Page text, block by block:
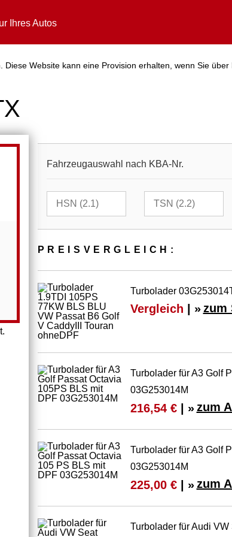
Ihres Autos
Website kann eine Provision erhalten, wenn Sie
Fahrzeugauswahl nach KBA-Nr.
PREIS­VER­GLEICH:
Turbolader
Vergleich | » zum
Turbolader für A3 Golf
03G253014M
216,54 €| » zum
Turbolader für A3 Golf
03G253014M
225,00 €| » zum
Turbolader für Audi